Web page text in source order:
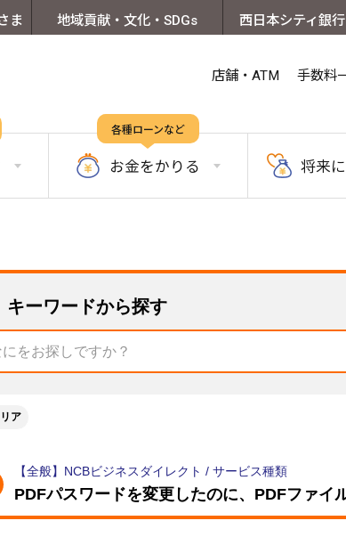
ま 地域貢献・文化・SDGs 西日本シティ銀
店舗・ATM 手数料
各種ローンなど
お金をかりる 将来に
キーワードから探す
ア
【全般】NCBビジネスダイレクト / サービス種類
PDFパスワードを変更したのに、PDFファイ